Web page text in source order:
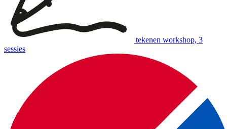
tekenen workshop, 3
sessies